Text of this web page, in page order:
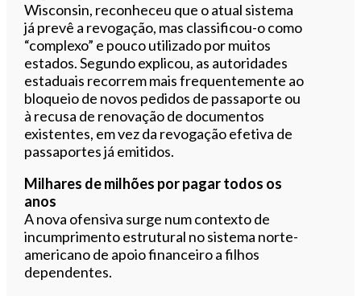
Wisconsin, reconheceu que o atual sistema
já prevê a revogação, mas classificou-o como
“complexo” e pouco utilizado por muitos
estados. Segundo explicou, as autoridades
estaduais recorrem mais frequentemente ao
bloqueio de novos pedidos de passaporte ou
à recusa de renovação de documentos
existentes, em vez da revogação efetiva de
passaportes já emitidos.
Milhares de milhões por pagar todos os
anos
A nova ofensiva surge num contexto de
incumprimento estrutural no sistema norte-
americano de apoio financeiro a filhos
dependentes.